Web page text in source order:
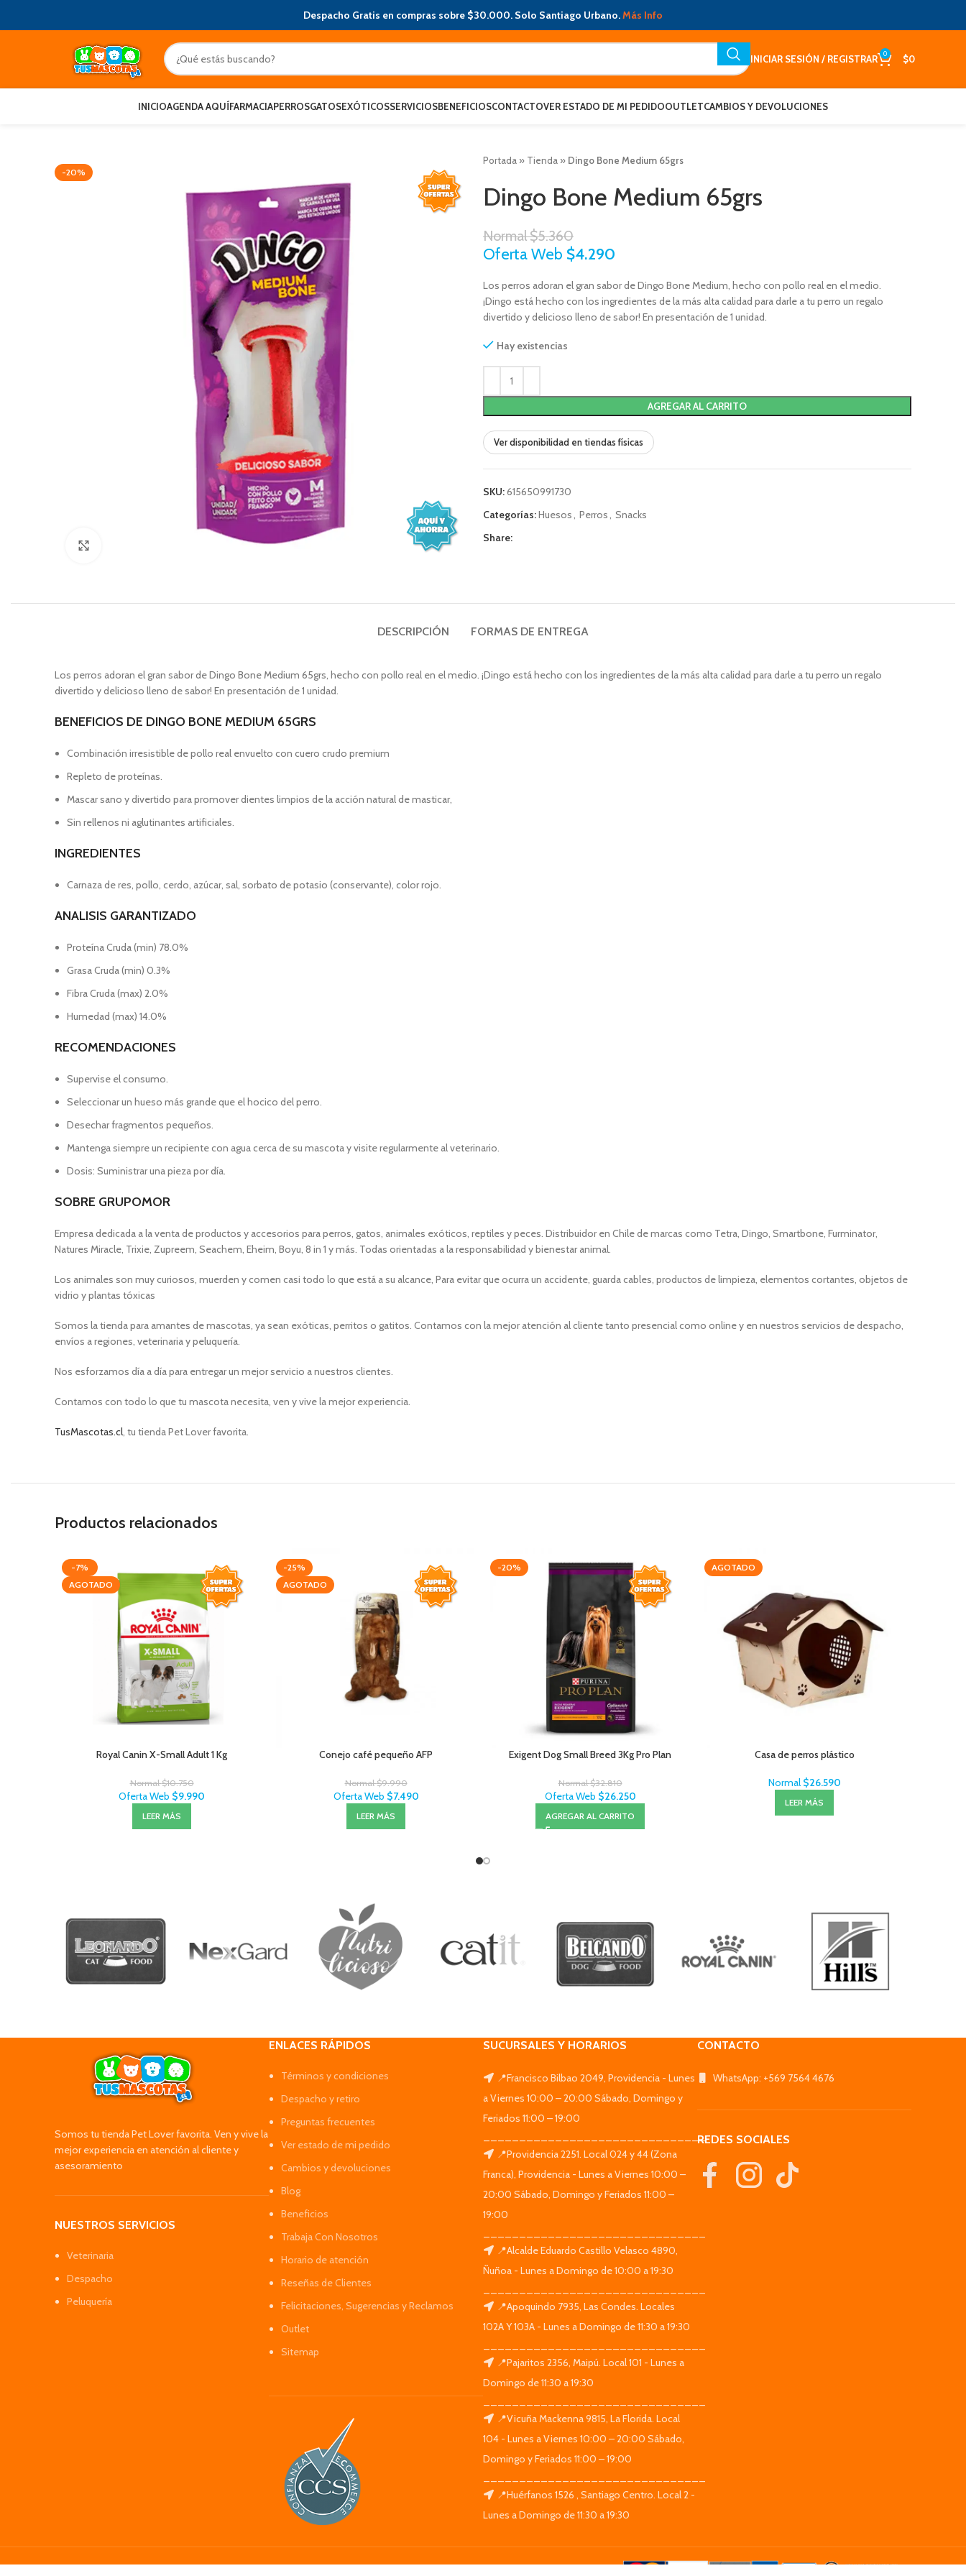
Despacho Gratis en compras sobre $30.000. Solo Santiago Urbano.Más Info
INICIAR SESIÓN / REGISTRAR 0 $0
INICIOAGENDA AQUÍFARMACIAPERROSGATOSEXÓTICOSSERVICIOSBENEFICIOSCONTACTOVER ESTADO DE MI PEDIDOOUTLETCAMBIOS Y DEVOLUCIONES
-20%
Portada » Tienda » Dingo Bone Medium 65grs
Dingo Bone Medium 65grs
Normal$5.360
Oferta Web $4.290
Los perros adoran el gran sabor de Dingo Bone Medium, hecho con pollo real en el medio.
¡Dingo está hecho con los ingredientes de la más alta calidad para darle a tu perro un regalo
divertido y delicioso lleno de sabor! En presentación de 1 unidad.
Hay existencias
AGREGAR AL CARRITO
Ver disponibilidad en tiendas físicas
SKU:615650991730
Categorías:Huesos, Perros, Snacks
Share:
DESCRIPCIÓN FORMAS DE ENTREGA
Los perros adoran el gran sabor de Dingo Bone Medium 65grs, hecho con pollo real en el medio. ¡Dingo está hecho con los ingredientes de la más alta calidad para darle a tu perro un regalo
divertido y delicioso lleno de sabor! En presentación de 1 unidad.
BENEFICIOS DE DINGO BONE MEDIUM 65GRS
Combinación irresistible de pollo real envuelto con cuero crudo premium
Repleto de proteínas.
Mascar sano y divertido para promover dientes limpios de la acción natural de masticar,
Sin rellenos ni aglutinantes artificiales.
INGREDIENTES
Carnaza de res, pollo, cerdo, azúcar, sal, sorbato de potasio (conservante), color rojo.
ANALISIS GARANTIZADO
Proteína Cruda (min) 78.0%
Grasa Cruda (min) 0.3%
Fibra Cruda (max) 2.0%
Humedad (max) 14.0%
RECOMENDACIONES
Supervise el consumo.
Seleccionar un hueso más grande que el hocico del perro.
Desechar fragmentos pequeños.
Mantenga siempre un recipiente con agua cerca de su mascota y visite regularmente al veterinario.
Dosis: Suministrar una pieza por día.
SOBRE GRUPOMOR
Empresa dedicada a la venta de productos y accesorios para perros, gatos, animales exóticos, reptiles y peces. Distribuidor en Chile de marcas como Tetra, Dingo, Smartbone, Furminator,
Natures Miracle, Trixie, Zupreem, Seachem, Eheim, Boyu, 8 in 1 y más. Todas orientadas a la responsabilidad y bienestar animal.
Los animales son muy curiosos, muerden y comen casi todo lo que está a su alcance, Para evitar que ocurra un accidente, guarda cables, productos de limpieza, elementos cortantes, objetos de
vidrio y plantas tóxicas
Somos la tienda para amantes de mascotas, ya sean exóticas, perritos o gatitos. Contamos con la mejor atención al cliente tanto presencial como online y en nuestros servicios de despacho,
envíos a regiones, veterinaria y peluquería.
Nos esforzamos día a día para entregar un mejor servicio a nuestros clientes.
Contamos con todo lo que tu mascota necesita, ven y vive la mejor experiencia.
TusMascotas.cl, tu tienda Pet Lover favorita.
Productos relacionados
-7%
AGOTADO
Royal Canin X-Small Adult 1 Kg
Normal$10.750
Oferta Web $9.990
LEER MÁS
-25%
AGOTADO
Conejo café pequeño AFP
Normal$9.990
Oferta Web $7.490
LEER MÁS
-20%
Exigent Dog Small Breed 3Kg Pro Plan
Normal$32.810
Oferta Web $26.250
AGREGAR AL CARRITO
AGOTADO
Casa de perros plástico
Normal $26.590
LEER MÁS
Somos tu tienda Pet Lover favorita. Ven y vive la
mejor experiencia en atención al cliente y
asesoramiento
NUESTROS SERVICIOS
Veterinaria
Despacho
Peluquería
ENLACES RÁPIDOS
Términos y condiciones
Despacho y retiro
Preguntas frecuentes
Ver estado de mi pedido
Cambios y devoluciones
Blog
Beneficios
Trabaja Con Nosotros
Horario de atención
Reseñas de Clientes
Felicitaciones, Sugerencias y Reclamos
Outlet
Sitemap
SUCURSALES Y HORARIOS
📍Francisco Bilbao 2049, Providencia - Lunes
a Viernes 10:00 – 20:00 Sábado, Domingo y
Feriados 11:00 – 19:00
_______________________________
📍Providencia 2251. Local 024 y 44 (Zona
Franca), Providencia - Lunes a Viernes 10:00 –
20:00 Sábado, Domingo y Feriados 11:00 –
19:00
📍Alcalde Eduardo Castillo Velasco 4890,
Ñuñoa - Lunes a Domingo de 10:00 a 19:30
📍Apoquindo 7935, Las Condes. Locales
102A Y 103A - Lunes a Domingo de 11:30 a 19:30
📍Pajaritos 2356, Maipú. Local 101 - Lunes a
Domingo de 11:30 a 19:30
📍Vicuña Mackenna 9815, La Florida. Local
104 - Lunes a Viernes 10:00 – 20:00 Sábado,
Domingo y Feriados 11:00 – 19:00
📍Huérfanos 1526 , Santiago Centro. Local 2 -
Lunes a Domingo de 11:30 a 19:30
CONTACTO
WhatsApp: +569 7564 4676
REDES SOCIALES